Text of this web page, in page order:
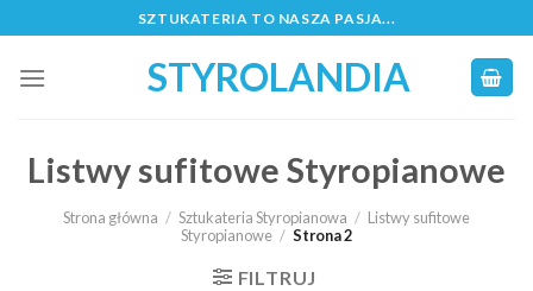
to
content
SZTUKATERIA TO NASZA PASJA...
STYROLANDIA
Listwy sufitowe Styropianowe
Strona główna / Sztukateria Styropianowa / Listwy sufitowe
Styropianowe / Strona 2
FILTRUJ